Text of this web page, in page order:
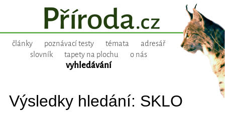
články poznávací testy témata
adresář
slovník
tapety na plochu o nás
vyhledávání
Výsledky hledání: SKLO